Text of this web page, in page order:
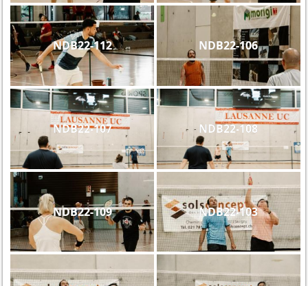
NDB22-112 NDB22-106
NDB22-107 NDB22-108
NDB22-109 NDB22-103